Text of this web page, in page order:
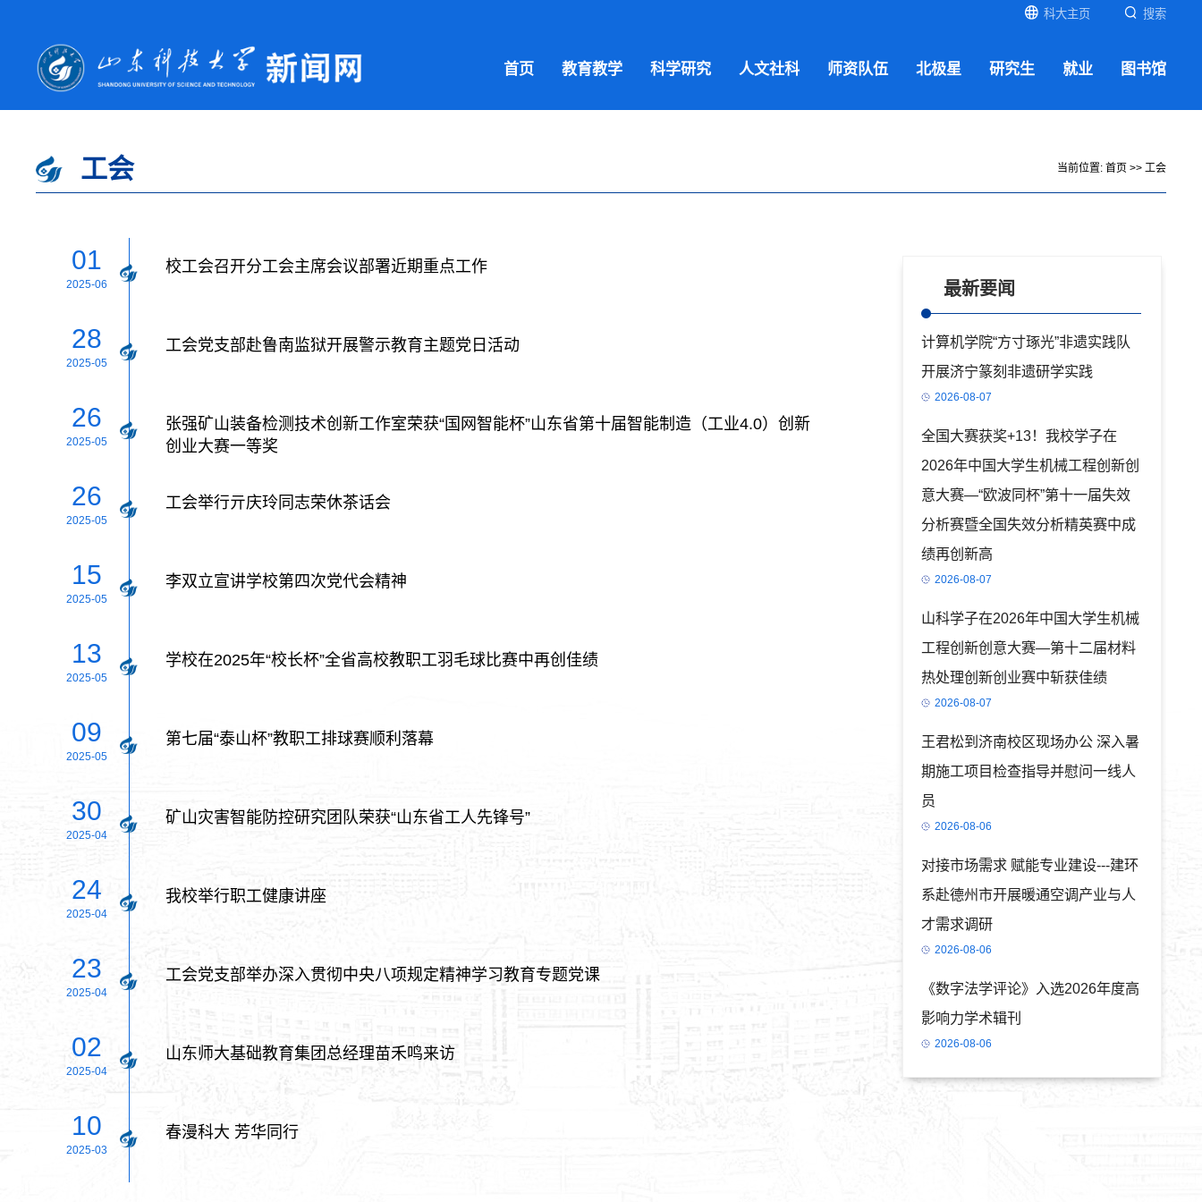
科大主页 搜索
首页 教育教学 科学研究 人文社科 师资队伍 北极星 研究生 就业 图书馆
工会 当前位置: 首页 >> 工会
01
2025-06
校工会召开分工会主席会议部署近期重点工作
28
2025-05
工会党支部赴鲁南监狱开展警示教育主题党日活动
26
2025-05
张强矿山装备检测技术创新工作室荣获“国网智能杯”山东省第十届智能制造（工业4.0）创新
创业大赛一等奖
26
2025-05
工会举行亓庆玲同志荣休茶话会
15
2025-05
李双立宣讲学校第四次党代会精神
13
2025-05
学校在2025年“校长杯”全省高校教职工羽毛球比赛中再创佳绩
09
2025-05
第七届“泰山杯”教职工排球赛顺利落幕
30
2025-04
矿山灾害智能防控研究团队荣获“山东省工人先锋号”
24
2025-04
我校举行职工健康讲座
23
2025-04
工会党支部举办深入贯彻中央八项规定精神学习教育专题党课
02
2025-04
山东师大基础教育集团总经理苗禾鸣来访
10
2025-03
春漫科大 芳华同行
最新要闻
计算机学院“方寸琢光”非遗实践队
开展济宁篆刻非遗研学实践
2026-08-07
全国大赛获奖+13！我校学子在
2026年中国大学生机械工程创新创
意大赛—“欧波同杯”第十一届失效
分析赛暨全国失效分析精英赛中成
绩再创新高
2026-08-07
山科学子在2026年中国大学生机械
工程创新创意大赛—第十二届材料
热处理创新创业赛中斩获佳绩
2026-08-07
王君松到济南校区现场办公 深入暑
期施工项目检查指导并慰问一线人
员
2026-08-06
对接市场需求 赋能专业建设---建环
系赴德州市开展暖通空调产业与人
才需求调研
2026-08-06
《数字法学评论》入选2026年度高
影响力学术辑刊
2026-08-06